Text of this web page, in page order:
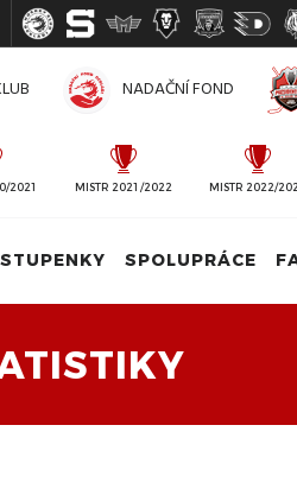
NADAČNÍ FOND
2021 MISTR 2021/2022 MISTR 2022/
SPOLUPRÁCE